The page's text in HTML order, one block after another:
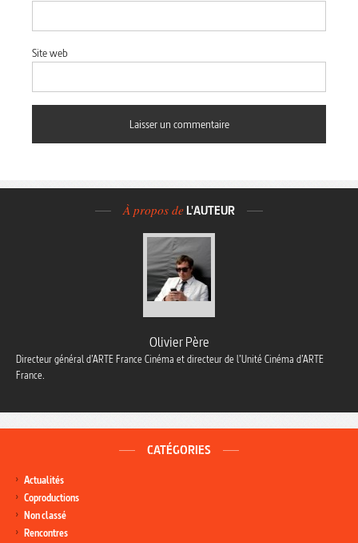
Site web
À propos de L'AUTEUR
Olivier Père
Directeur général d’ARTE France Cinéma et directeur de l’Unité Cinéma d’ARTE
France.
CATÉGORIES
Actualités
Coproductions
Non classé
Rencontres